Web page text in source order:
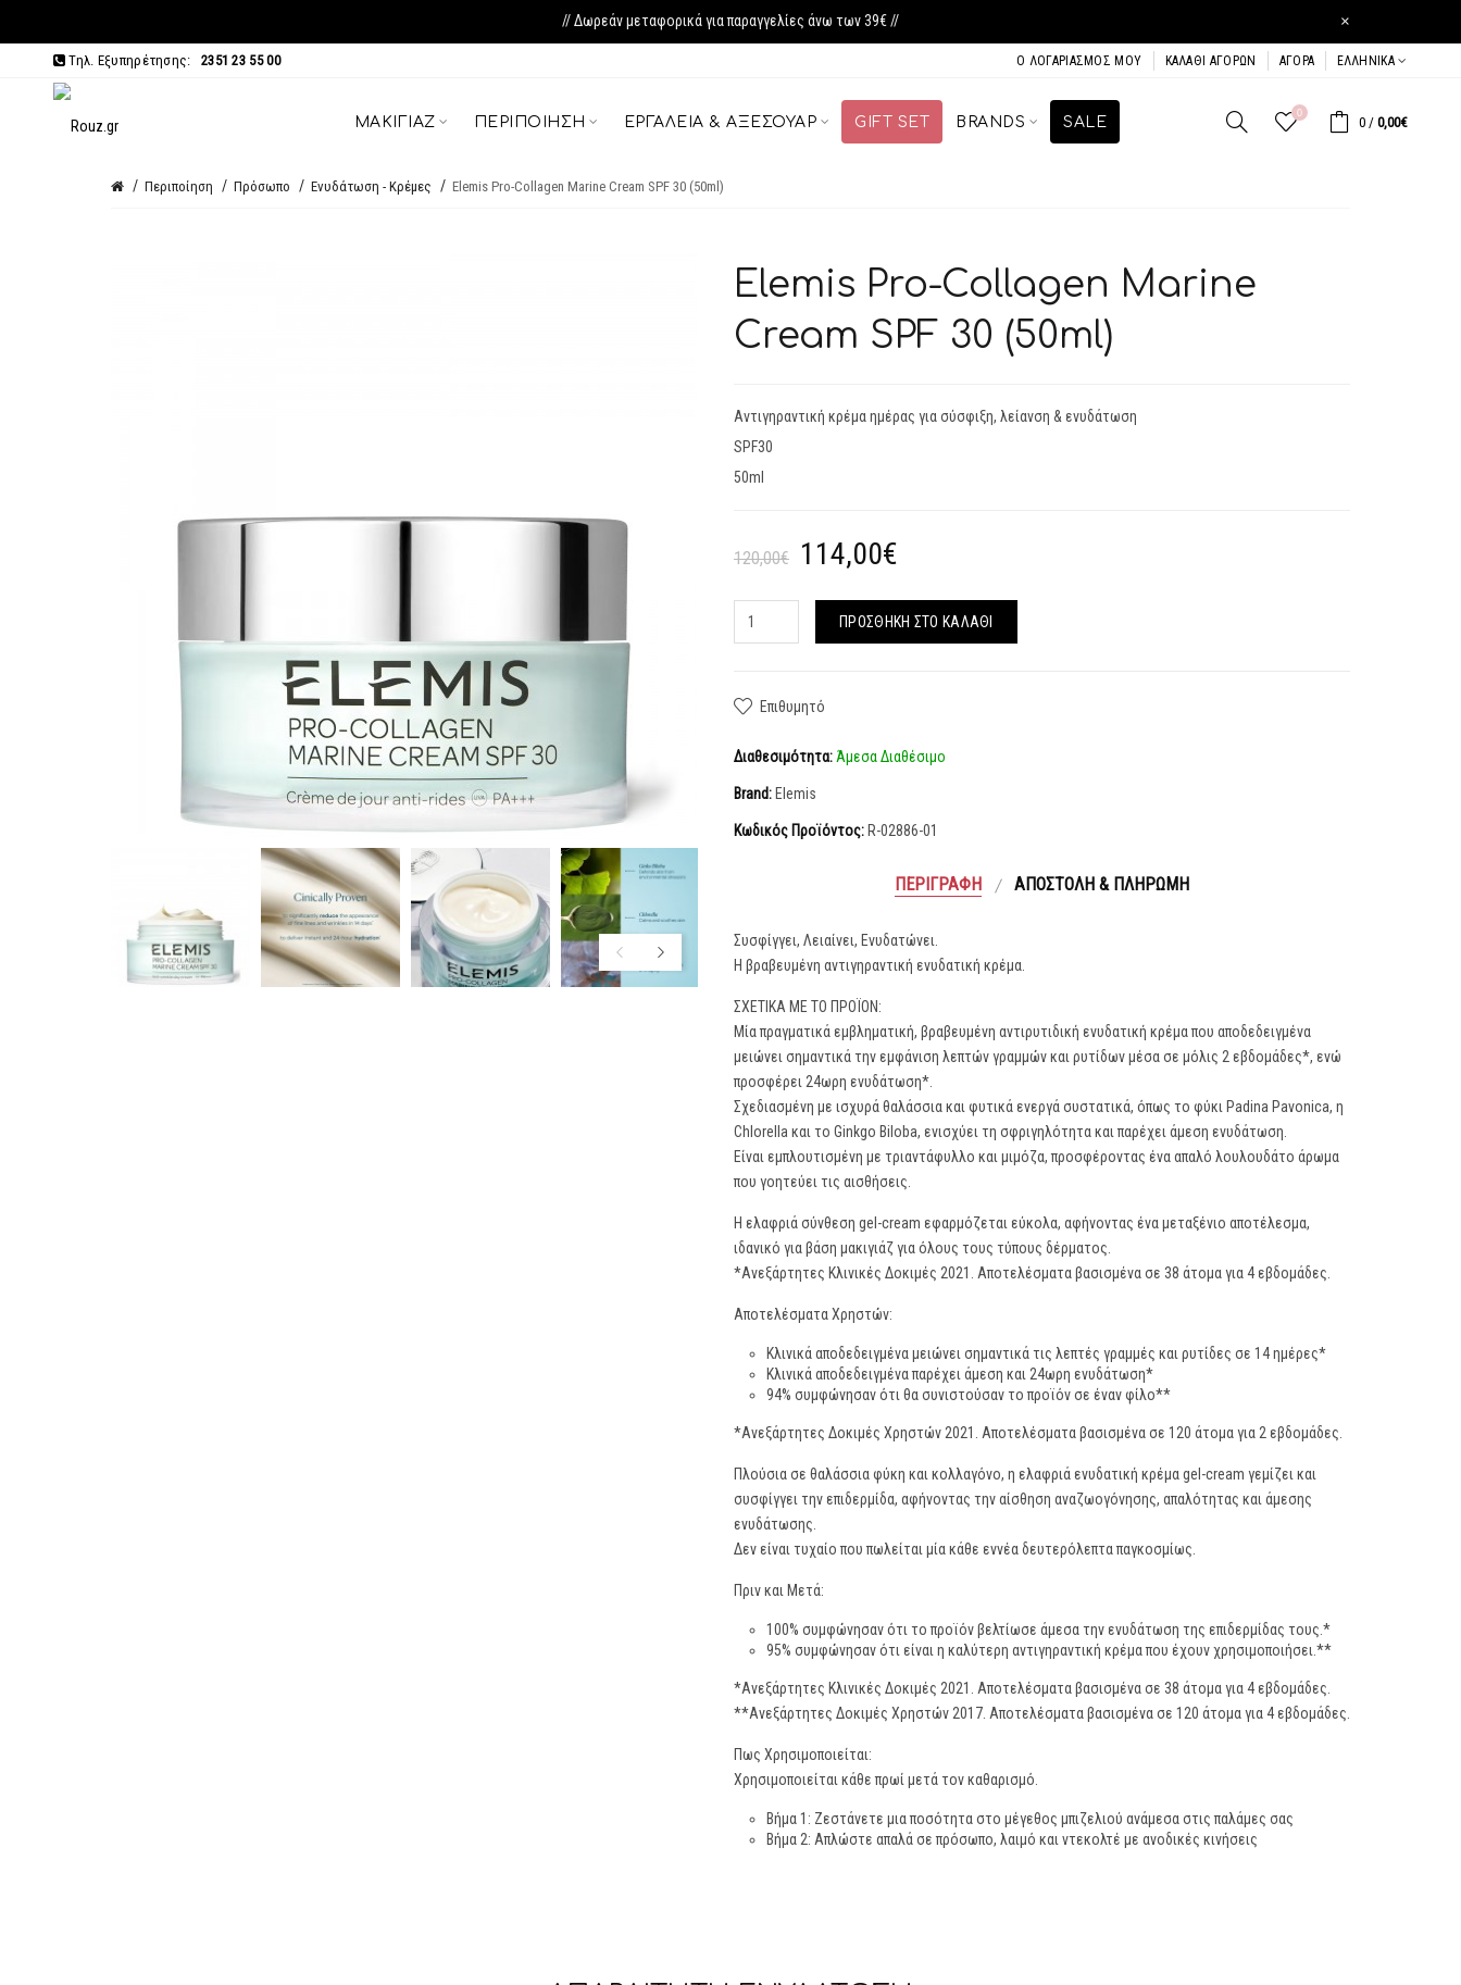
// Δωρεάν μεταφορικά για παραγγελίες άνω των 39€ // ×
Τηλ. Εξυπηρέτησης: 2351 23 55 00 Ο ΛΟΓΑΡΙΑΣΜΌΣ ΜΟΥ ΚΑΛΆΘΙ ΑΓΟΡΏΝ ΑΓΟΡΆ ΕΛΛΗΝΙΚΆ
ΜΑΚΙΓΙΆΖ ΠΕΡΙΠΟΊΗΣΗ ΕΡΓΑΛΕΊΑ & ΑΞΕΣΟΥΆΡ GIFT SET BRANDS SALE
0
0 / 0,00€
Περιποίηση Πρόσωπο Ενυδάτωση - Κρέμες Elemis Pro-Collagen Marine Cream SPF 30 (50ml)
Elemis Pro-Collagen Marine
Cream SPF 30 (50ml)
Αντιγηραντική κρέμα ημέρας για σύσφιξη, λείανση & ενυδάτωση
SPF30
50ml
120,00€ 114,00€
ΠΡΟΣΘΉΚΗ ΣΤΟ ΚΑΛΆΘΙ
Επιθυμητό
Διαθεσιμότητα: Άμεσα Διαθέσιμο
Brand: Elemis
Κωδικός Προϊόντος: R-02886-01
ΠΕΡΙΓΡΑΦΉ ΑΠΟΣΤΟΛΉ & ΠΛΗΡΩΜΉ
Συσφίγγει, Λειαίνει, Ενυδατώνει.
Η βραβευμένη αντιγηραντική ενυδατική κρέμα.
ΣΧΕΤΙΚΑ ΜΕ ΤΟ ΠΡΟΪΟΝ:
Μία πραγματικά εμβληματική, βραβευμένη αντιρυτιδική ενυδατική κρέμα που αποδεδειγμένα
μειώνει σημαντικά την εμφάνιση λεπτών γραμμών και ρυτίδων μέσα σε μόλις 2 εβδομάδες*, ενώ
προσφέρει 24ωρη ενυδάτωση*.
Σχεδιασμένη με ισχυρά θαλάσσια και φυτικά ενεργά συστατικά, όπως το φύκι Padina Pavonica, η
Chlorella και το Ginkgo Biloba, ενισχύει τη σφριγηλότητα και παρέχει άμεση ενυδάτωση.
Είναι εμπλουτισμένη με τριαντάφυλλο και μιμόζα, προσφέροντας ένα απαλό λουλουδάτο άρωμα
που γοητεύει τις αισθήσεις.
Η ελαφριά σύνθεση gel-cream εφαρμόζεται εύκολα, αφήνοντας ένα μεταξένιο αποτέλεσμα,
ιδανικό για βάση μακιγιάζ για όλους τους τύπους δέρματος.
*Ανεξάρτητες Κλινικές Δοκιμές 2021. Αποτελέσματα βασισμένα σε 38 άτομα για 4 εβδομάδες.
Αποτελέσματα Χρηστών:
Κλινικά αποδεδειγμένα μειώνει σημαντικά τις λεπτές γραμμές και ρυτίδες σε 14 ημέρες*
Κλινικά αποδεδειγμένα παρέχει άμεση και 24ωρη ενυδάτωση*
94% συμφώνησαν ότι θα συνιστούσαν το προϊόν σε έναν φίλο**
*Ανεξάρτητες Δοκιμές Χρηστών 2021. Αποτελέσματα βασισμένα σε 120 άτομα για 2 εβδομάδες.
Πλούσια σε θαλάσσια φύκη και κολλαγόνο, η ελαφριά ενυδατική κρέμα gel-cream γεμίζει και
συσφίγγει την επιδερμίδα, αφήνοντας την αίσθηση αναζωογόνησης, απαλότητας και άμεσης
ενυδάτωσης.
Δεν είναι τυχαίο που πωλείται μία κάθε εννέα δευτερόλεπτα παγκοσμίως.
Πριν και Μετά:
100% συμφώνησαν ότι το προϊόν βελτίωσε άμεσα την ενυδάτωση της επιδερμίδας τους.*
95% συμφώνησαν ότι είναι η καλύτερη αντιγηραντική κρέμα που έχουν χρησιμοποιήσει.**
*Ανεξάρτητες Κλινικές Δοκιμές 2021. Αποτελέσματα βασισμένα σε 38 άτομα για 4 εβδομάδες.
**Ανεξάρτητες Δοκιμές Χρηστών 2017. Αποτελέσματα βασισμένα σε 120 άτομα για 4 εβδομάδες.
Πως Χρησιμοποιείται:
Χρησιμοποιείται κάθε πρωί μετά τον καθαρισμό.
Βήμα 1: Ζεστάνετε μια ποσότητα στο μέγεθος μπιζελιού ανάμεσα στις παλάμες σας
Βήμα 2: Απλώστε απαλά σε πρόσωπο, λαιμό και ντεκολτέ με ανοδικές κινήσεις